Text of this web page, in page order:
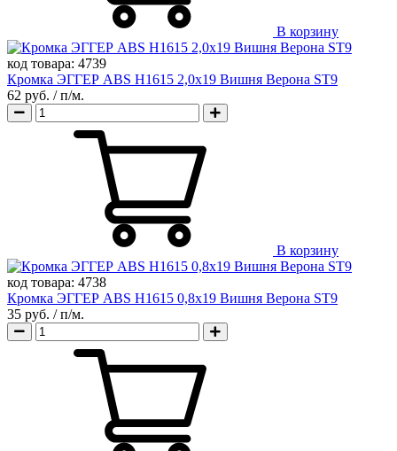
В корзину
код товара: 4739
Кромка ЭГГЕР ABS H1615 2,0х19 Вишня Верона ST9
62 руб. / п/м.
В корзину
код товара: 4738
Кромка ЭГГЕР ABS H1615 0,8х19 Вишня Верона ST9
35 руб. / п/м.